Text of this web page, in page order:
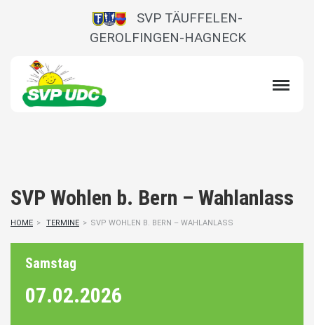
SVP TÄUFFELEN-
GEROLFINGEN-HAGNECK
SVP Wohlen b. Bern – Wahlanlass
HOME > TERMINE > SVP WOHLEN B. BERN – WAHLANLASS
Samstag
07.02.2026